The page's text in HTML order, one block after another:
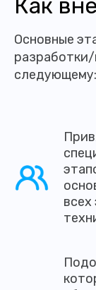
Как
Основные
разработки/
следующему: